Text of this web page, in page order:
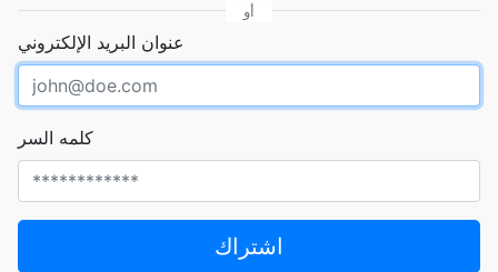
أو
عنوان البريد الإلكتروني
كلمه السر
اشتراك